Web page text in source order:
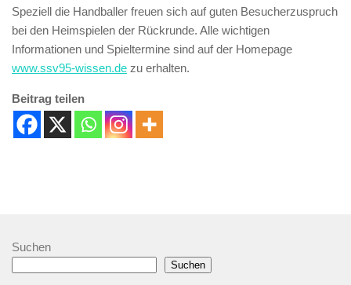
Speziell die Handballer freuen sich auf guten Besucherzuspruch
bei den Heimspielen der Rückrunde. Alle wichtigen
Informationen und Spieltermine sind auf der Homepage
www.ssv95-wissen.de zu erhalten.
Beitrag teilen
Suchen
Suchen